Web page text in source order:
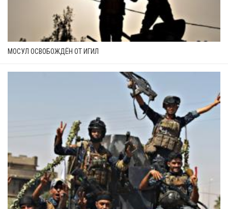
МОСУЛ ОСВОБОЖДЁН ОТ ИГИЛ